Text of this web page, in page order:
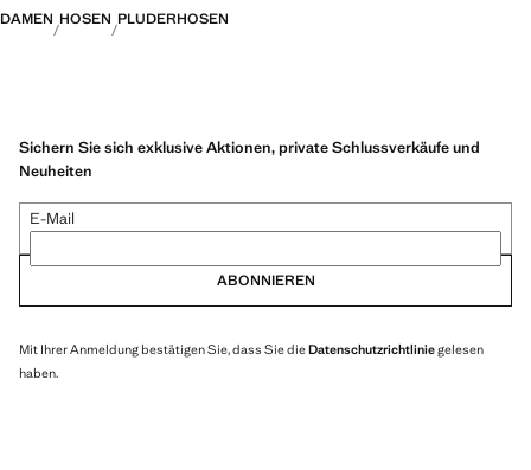
DAMEN HOSEN PLUDERHOSEN
Sichern Sie sich exklusive Aktionen, private Schlussverkäufe und
Neuheiten
E-Mail
ABONNIEREN
Mit Ihrer Anmeldung bestätigen Sie, dass Sie dieDatenschutzrichtliniegelesen
haben.